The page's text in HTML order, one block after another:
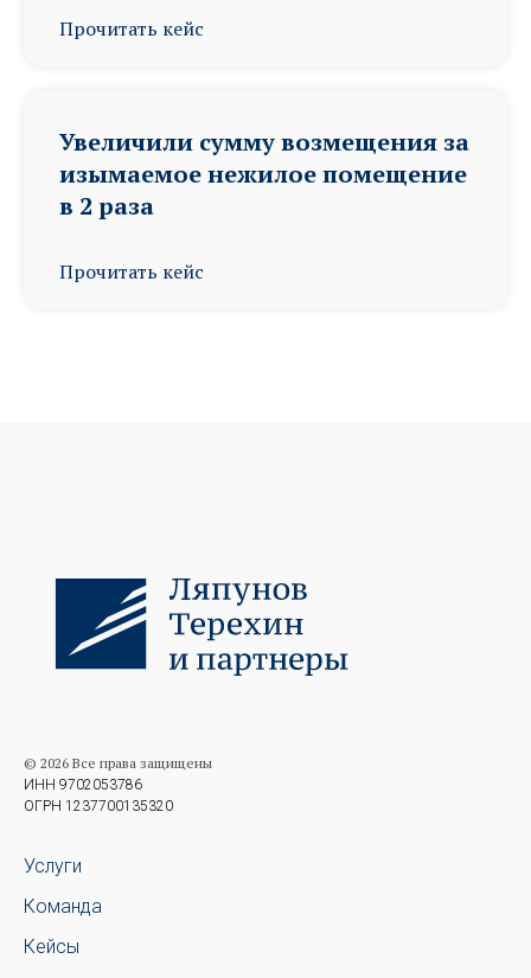
Прочитать кейс
Увеличили сумму возмещения за
изымаемое нежилое помещение
в 2 раза
Прочитать кейс
© 2026 Все права защищены
ИНН 9702053786
ОГРН 1237700135320
Услуги
Команда
Кейсы